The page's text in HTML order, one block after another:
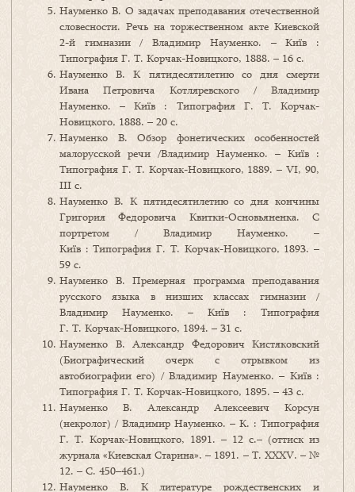
Науменко В. О задачах преподавания отечественной
словесности. Речь на торжественном акте Киевской
2-й гимназии / Владимир Науменко. – Київ :
Типография Г. Т. Корчак-Новицкого, 1888. – 16 с.
Науменко В. К пятидесятилетию со дня смерти
Ивана Петровича Котляревского / Владимир
Науменко. – Київ : Типография Г. Т. Корчак-
Новицкого, 1888. – 20 с.
Науменко В. Обзор фонетических особенностей
малорусской речи /Владимир Науменко. – Київ :
Типография Г. Т. Корчак-Новицкого, 1889. – VI, 90,
III c.
Науменко В. К пятидесятилетию со дня кончины
Григория Федоровича Квитки-Основьяненка. С
портретом / Владимир Науменко. –
Київ : Типография Г. Т. Корчак-Новицкого, 1893. –
59 с.
Науменко В. Премерная программа преподавания
русского языка в низших классах гимназии /
Владимир Науменко. – Київ : Типография
Г. Т. Корчак-Новицкого, 1894. – 31 с.
Науменко В. Александр Федорович Кистяковский
(Биографический очерк с отрывком из
автобиографии его) / Владимир Науменко. – Київ :
Типография Г. Т. Корчак-Новицкого, 1895. – 43 с.
Науменко В. Александр Алексеевич Корсун
(некролог) / Владимир Науменко. – К. : Типография
Г. Т. Корчак-Новицкого, 1891. – 12 с.– (оттиск из
журнала «Киевская Старина». – 1891. – Т. ХХХV. – №
12. – С. 450–461.)
Науменко В. К литературе рождественских и